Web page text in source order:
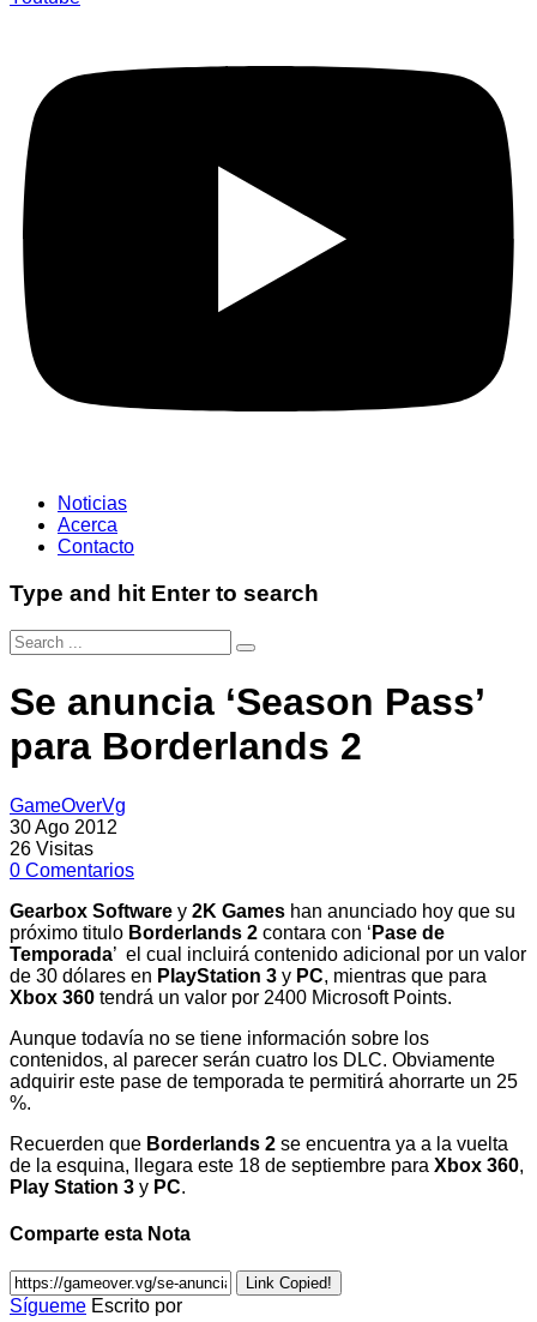
Noticias
Acerca
Contacto
Type and hit Enter to search
Se anuncia ‘Season Pass’
para Borderlands 2
GameOverVg
30 Ago 2012
26 Visitas
0 Comentarios
Gearbox Software y 2K Games han anunciado hoy que su
próximo titulo Borderlands 2 contara con ‘ Pase de
Temporada’ el cual incluirá contenido adicional por un valor
de 30 dólares en PlayStation 3 y PC, mientras que para
Xbox 360 tendrá un valor por 2400 Microsoft Points.
Aunque todavía no se tiene información sobre los
contenidos, al parecer serán cuatro los DLC. Obviamente
adquirir este pase de temporada te permitirá ahorrarte un 25
%.
Recuerden que Borderlands 2 se encuentra ya a la vuelta
de la esquina, llegara este 18 de septiembre para Xbox 360,
Play Station 3 y PC.
Comparte esta Nota
Link Copied!
Sígueme Escrito por